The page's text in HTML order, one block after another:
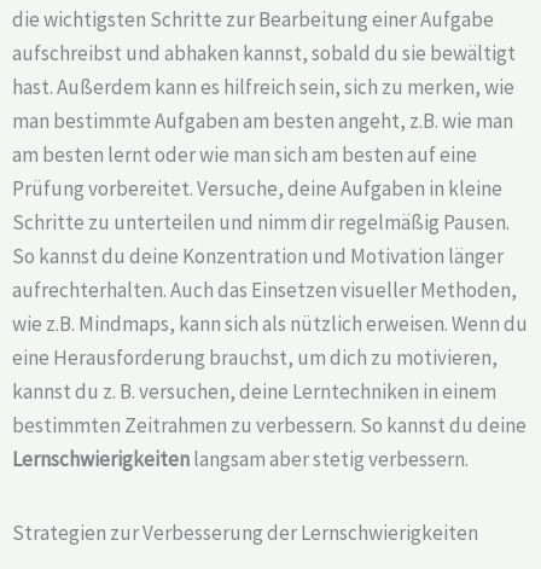
die wichtigsten Schritte zur Bearbeitung einer Aufgabe
aufschreibst und abhaken kannst, sobald du sie bewältigt
hast. Außerdem kann es hilfreich sein, sich zu merken, wie
man bestimmte Aufgaben am besten angeht, z.B. wie man
am besten lernt oder wie man sich am besten auf eine
Prüfung vorbereitet. Versuche, deine Aufgaben in kleine
Schritte zu unterteilen und nimm dir regelmäßig Pausen.
So kannst du deine Konzentration und Motivation länger
aufrechterhalten. Auch das Einsetzen visueller Methoden,
wie z.B. Mindmaps, kann sich als nützlich erweisen. Wenn du
eine Herausforderung brauchst, um dich zu motivieren,
kannst du z. B. versuchen, deine Lerntechniken in einem
bestimmten Zeitrahmen zu verbessern. So kannst du deine
Lernschwierigkeitenlangsam aber stetig verbessern.
Strategien zur Verbesserung der Lernschwierigkeiten